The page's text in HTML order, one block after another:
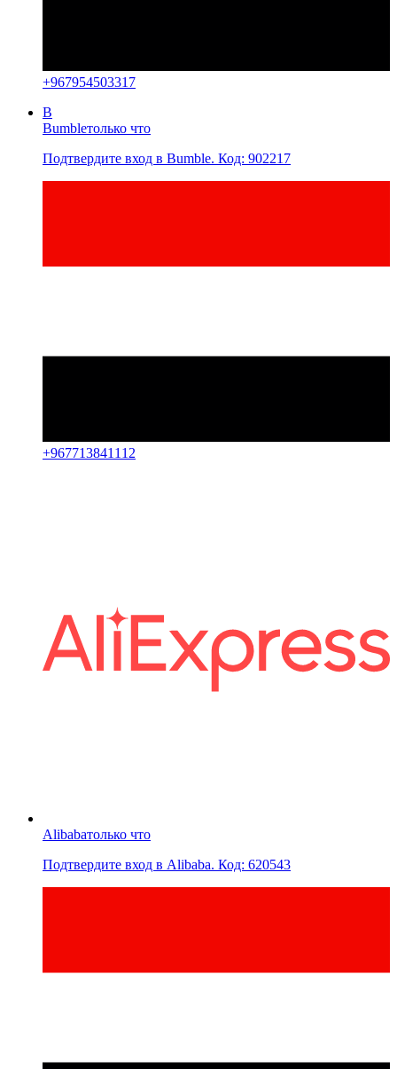
+967954503317
B
Bumbleтолько что
Подтвердите вход в Bumble. Код: 902217
+967713841112
Alibabaтолько что
Подтвердите вход в Alibaba. Код: 620543